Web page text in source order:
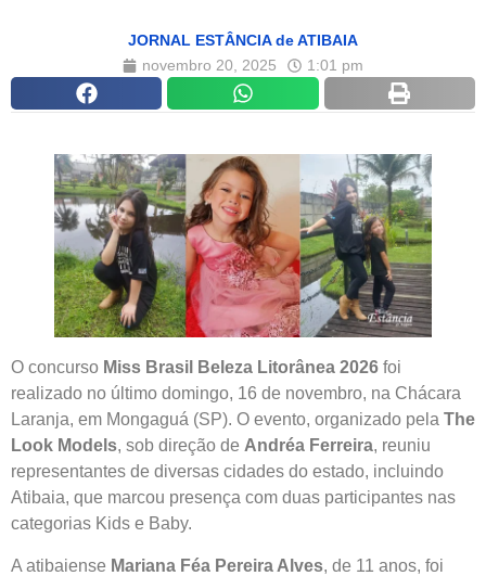
JORNAL ESTÂNCIA de ATIBAIA
novembro 20, 2025
1:01 pm
O concurso Miss Brasil Beleza Litorânea 2026 foi
realizado no último domingo, 16 de novembro, na Chácara
Laranja, em Mongaguá (SP). O evento, organizado pela The
Look Models, sob direção de Andréa Ferreira, reuniu
representantes de diversas cidades do estado, incluindo
Atibaia, que marcou presença com duas participantes nas
categorias Kids e Baby.
A atibaiense Mariana Féa Pereira Alves, de 11 anos, foi